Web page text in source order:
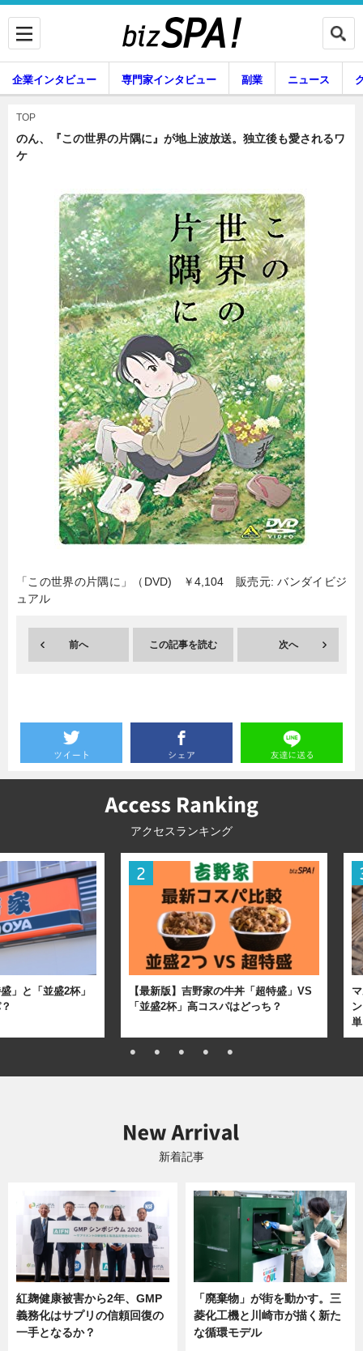
企業インタビュー 専門家インタビュー
副業 ニュース
グルメ スキル
暮らし エンタメ
連載一覧
企業インタビュー 専門家インタビュー 副業 ニュース
暮らし
TOP
のん、『この世界の片隅に』が地上波放送。独立後も愛されるワ
ケ
「この世界の片隅に」（DVD) ￥4,104 販売元: バンダイビジ
ュアル
前へ この記事を読む 次へ
アクセスランキング
」と「並盛2杯」
【最新版】吉野家の牛丼「超特盛」VS
「並盛2杯」高コスパはどっち？
新着記事
紅麹健康被害から2年、GMP
義務化はサプリの信頼回復の
一手となるか？
「廃棄物」が街を動かす。三
菱化工機と川崎市が描く新た
な循環モデル